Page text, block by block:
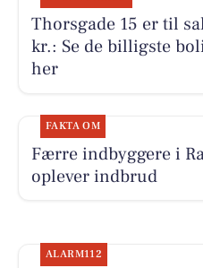
Thorsgade 15 er til
kr.: Se de billigste
her
FAKTA OM
Færre indbyggere i
oplever indbrud
ALARM112